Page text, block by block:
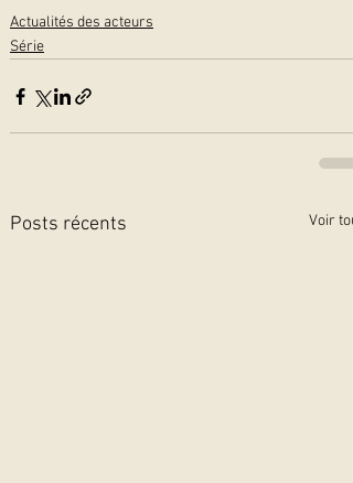
Actualités des acteurs
Série
Posts récents Voir tout